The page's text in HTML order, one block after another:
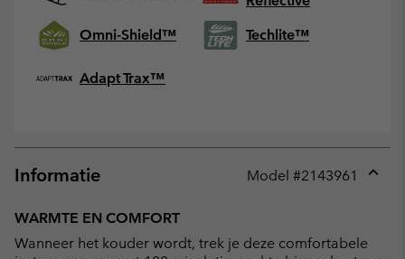
Omni-Shield™
Techlite™
Adapt Trax™
Informatie Model #2143961
WARMTE EN COMFORT
Wanneer het kouder wordt, trek je deze comfortabele